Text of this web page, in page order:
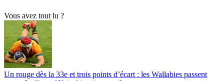
Vous avez tout lu ?
Un rouge dès la 33e et trois points d’écart : les Wallabies passent